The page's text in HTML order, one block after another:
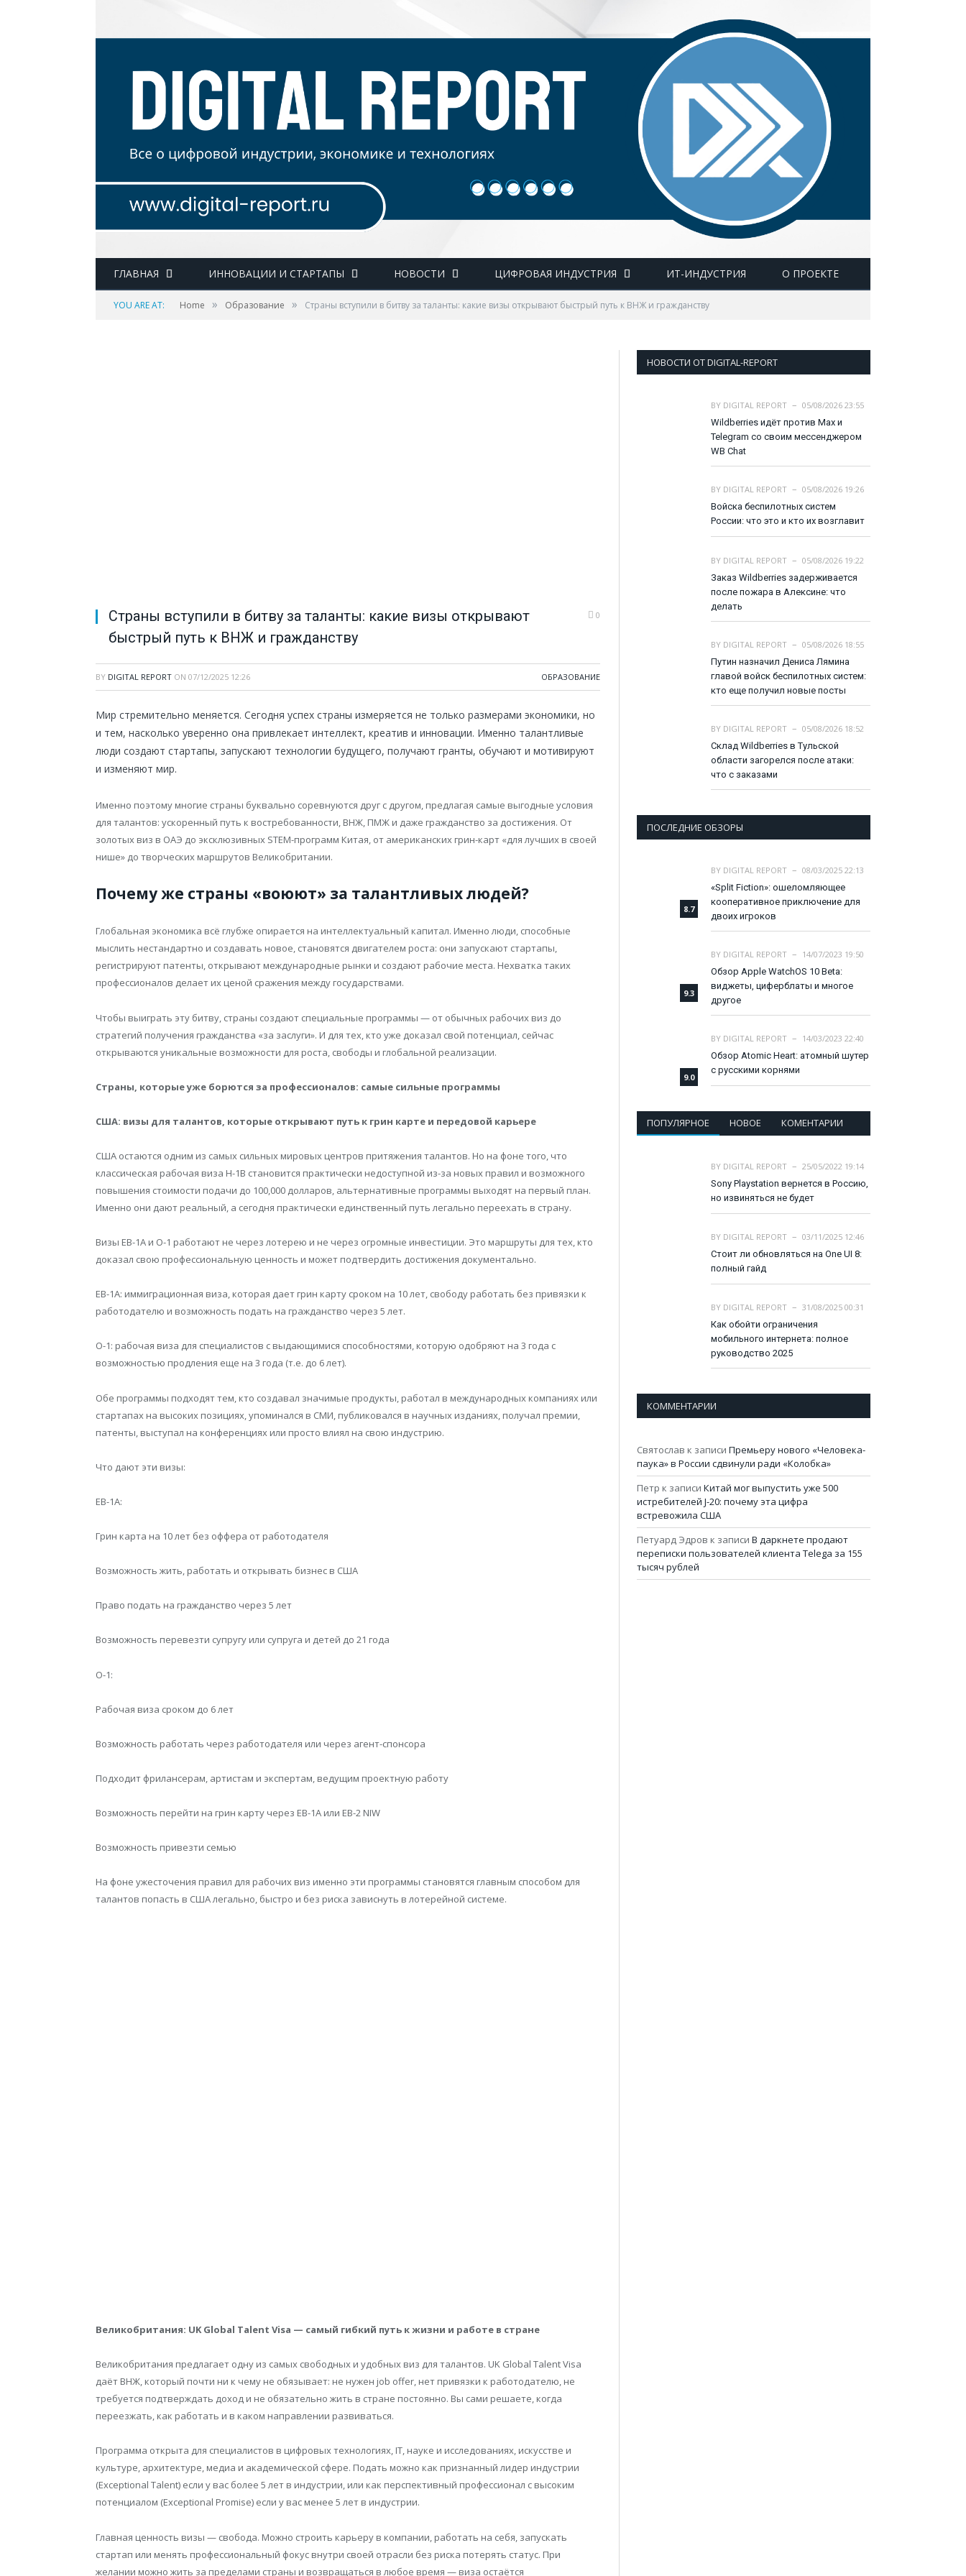
ГЛАВНАЯ ИННОВАЦИИ И СТАРТАПЫ НОВОСТИ ЦИФРОВАЯ ИНДУСТРИЯ ИТ-ИНДУСТРИЯ О ПРОЕКТЕ
YOU ARE AT: Home » Образование » Страны вступили в битву за таланты: какие визы открывают быстрый путь к ВНЖ и гражданству
Страны вступили в битву за таланты: какие визы открывают
быстрый путь к ВНЖ и гражданству
0
BY DIGITAL REPORT ON 07/12/2025 12:26 ОБРАЗОВАНИЕ
Мир стремительно меняется. Сегодня успех страны измеряется не только размерами экономики, но
и тем, насколько уверенно она привлекает интеллект, креатив и инновации. Именно талантливые
люди создают стартапы, запускают технологии будущего, получают гранты, обучают и мотивируют
и изменяют мир.
Именно поэтому многие страны буквально соревнуются друг с другом, предлагая самые выгодные условия
для талантов: ускоренный путь к востребованности, ВНЖ, ПМЖ и даже гражданство за достижения. От
золотых виз в ОАЭ до эксклюзивных STEM-программ Китая, от американских грин-карт «для лучших в своей
нише» до творческих маршрутов Великобритании.
Почему же страны «воюют» за талантливых людей?
Глобальная экономика всё глубже опирается на интеллектуальный капитал. Именно люди, способные
мыслить нестандартно и создавать новое, становятся двигателем роста: они запускают стартапы,
регистрируют патенты, открывают международные рынки и создают рабочие места. Нехватка таких
профессионалов делает их ценой сражения между государствами.
Чтобы выиграть эту битву, страны создают специальные программы — от обычных рабочих виз до
стратегий получения гражданства «за заслуги». И для тех, кто уже доказал свой потенциал, сейчас
открываются уникальные возможности для роста, свободы и глобальной реализации.
Страны, которые уже борются за профессионалов: самые сильные программы
США: визы для талантов, которые открывают путь к грин карте и передовой карьере
США остаются одним из самых сильных мировых центров притяжения талантов. Но на фоне того, что
классическая рабочая виза H-1B становится практически недоступной из-за новых правил и возможного
повышения стоимости подачи до 100,000 долларов, альтернативные программы выходят на первый план.
Именно они дают реальный, а сегодня практически единственный путь легально переехать в страну.
Визы EB-1A и O-1 работают не через лотерею и не через огромные инвестиции. Это маршруты для тех, кто
доказал свою профессиональную ценность и может подтвердить достижения документально.
EB-1A: иммиграционная виза, которая дает грин карту сроком на 10 лет, свободу работать без привязки к
работодателю и возможность подать на гражданство через 5 лет.
O-1: рабочая виза для специалистов с выдающимися способностями, которую одобряют на 3 года с
возможностью продления еще на 3 года (т.е. до 6 лет).
Обе программы подходят тем, кто создавал значимые продукты, работал в международных компаниях или
стартапах на высоких позициях, упоминался в СМИ, публиковался в научных изданиях, получал премии,
патенты, выступал на конференциях или просто влиял на свою индустрию.
Что дают эти визы:
EB-1A:
Грин карта на 10 лет без оффера от работодателя
Возможность жить, работать и открывать бизнес в США
Право подать на гражданство через 5 лет
Возможность перевезти супругу или супруга и детей до 21 года
O-1:
Рабочая виза сроком до 6 лет
Возможность работать через работодателя или через агент-спонсора
Подходит фрилансерам, артистам и экспертам, ведущим проектную работу
Возможность перейти на грин карту через EB-1A или EB-2 NIW
Возможность привезти семью
На фоне ужесточения правил для рабочих виз именно эти программы становятся главным способом для
талантов попасть в США легально, быстро и без риска зависнуть в лотерейной системе.
Великобритания: UK Global Talent Visa — самый гибкий путь к жизни и работе в стране
Великобритания предлагает одну из самых свободных и удобных виз для талантов. UK Global Talent Visa
даёт ВНЖ, который почти ни к чему не обязывает: не нужен job offer, нет привязки к работодателю, не
требуется подтверждать доход и не обязательно жить в стране постоянно. Вы сами решаете, когда
переезжать, как работать и в каком направлении развиваться.
Программа открыта для специалистов в цифровых технологиях, IT, науке и исследованиях, искусстве и
культуре, архитектуре, медиа и академической сфере. Подать можно как признанный лидер индустрии
(Exceptional Talent) если у вас более 5 лет в индустрии, или как перспективный профессионал с высоким
потенциалом (Exceptional Promise) если у вас менее 5 лет в индустрии.
Главная ценность визы — свобода. Можно строить карьеру в компании, работать на себя, запускать
стартап или менять профессиональный фокус внутри своей отрасли без риска потерять статус. При
желании можно жить за пределами страны и возвращаться в любое время — виза остаётся
НОВОСТИ ОТ DIGITAL-REPORT
BY DIGITAL REPORT
05/08/2026 23:55
Wildberries идёт против Max и
Telegram со своим мессенджером
WB Chat
BY DIGITAL REPORT
05/08/2026 19:26
Войска беспилотных систем
России: что это и кто их возглавит
BY DIGITAL REPORT
05/08/2026 19:22
Заказ Wildberries задерживается
после пожара в Алексине: что
делать
BY DIGITAL REPORT
05/08/2026 18:55
Путин назначил Дениса Лямина
главой войск беспилотных систем:
кто еще получил новые посты
BY DIGITAL REPORT
05/08/2026 18:52
Склад Wildberries в Тульской
области загорелся после атаки:
что с заказами
ПОСЛЕДНИЕ ОБЗОРЫ
8.7
BY DIGITAL REPORT
08/03/2025 22:13
«Split Fiction»: ошеломляющее
кооперативное приключение для
двоих игроков
9.3
BY DIGITAL REPORT
14/07/2023 19:50
Обзор Apple WatchOS 10 Beta:
виджеты, циферблаты и многое
другое
9.0
BY DIGITAL REPORT
14/03/2023 22:40
Обзор Atomic Heart: атомный шутер
с русскими корнями
ПОПУЛЯРНОЕ НОВОЕ КОМЕНТАРИИ
BY DIGITAL REPORT
25/05/2022 19:14
Sony Playstation вернется в Россию,
но извиняться не будет
BY DIGITAL REPORT
03/11/2025 12:46
Стоит ли обновляться на One UI 8:
полный гайд
BY DIGITAL REPORT
31/08/2025 00:31
Как обойти ограничения
мобильного интернета: полное
руководство 2025
КОММЕНТАРИИ
Святослав к записи Премьеру нового «Человека-
паука» в России сдвинули ради «Колобка»
Петр к записи Китай мог выпустить уже 500
истребителей J-20: почему эта цифра
встревожила США
Петуард Эдров к записи В даркнете продают
переписки пользователей клиента Telega за 155
тысяч рублей